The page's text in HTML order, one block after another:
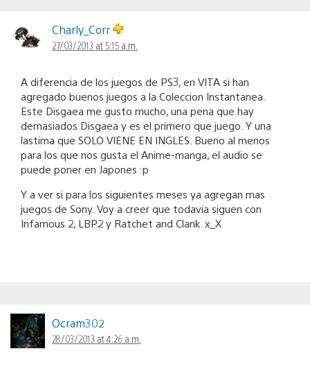
Charly_Corr
27/03/2013 at 5:15 a.m.
A diferencia de los juegos de PS3, en VITA si han
agregado buenos juegos a la Coleccion Instantanea.
Este Disgaea me gusto mucho, una pena que hay
demasiados Disgaea y es el primero que juego. Y una
lastima que SOLO VIENE EN INGLES. Bueno al menos
para los que nos gusta el Anime-manga, el audio se
puede poner en Japones :p
Y a ver si para los siguientes meses ya agregan mas
juegos de Sony. Voy a creer que todavia siguen con
Infamous 2, LBP2 y Ratchet and Clank. x_X
Ocram302
28/03/2013 at 4:26 a.m.